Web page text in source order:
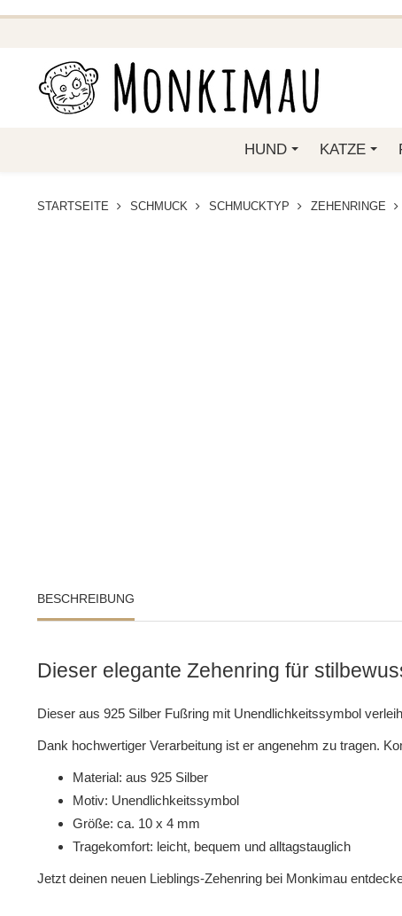
HUND KATZE
STARTSEITE SCHMUCK SCHMUCKTYP ZEHENRINGE
BESCHREIBUNG
Dieser elegante Zehenring für
Dieser aus 925 Silber Fußring mit Unendlichkeitssymbol
Dank hochwertiger Verarbeitung ist er angenehm zu tragen.
Material: aus 925 Silber
Motiv: Unendlichkeitssymbol
Größe: ca. 10 x 4 mm
Tragekomfort: leicht, bequem und alltagstauglich
Jetzt deinen neuen Lieblings-Zehenring bei Monkimau